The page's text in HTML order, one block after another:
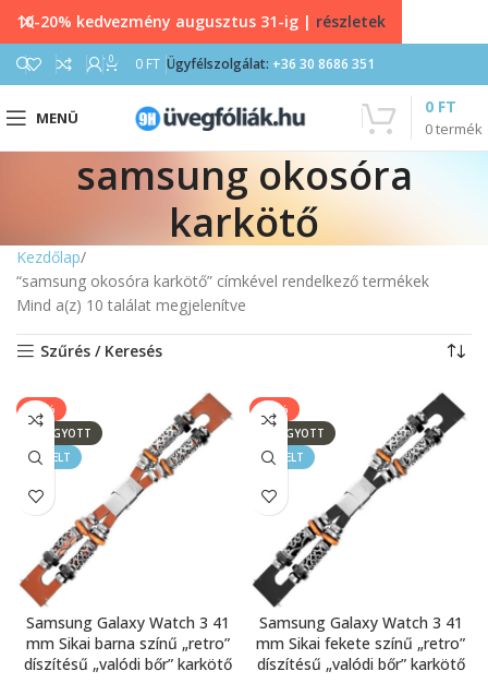
0 0 FT Ügyfélszolgálat: +36 30 8686 351
MENÜ
0termék
0 FT
samsung okosóra
karkötő
Kezdőlap
“samsung okosóra karkötő” címkével rendelkező termékek
Mind a(z) 10 találat megjelenítve
Szűrés / Keresés
-25%
ELFOGYOTT
KIEMELT
Samsung Galaxy Watch 3 41
mm Sikai barna színű „retro”
díszítésű „valódi bőr” karkötő
-25%
ELFOGYOTT
KIEMELT
Samsung Galaxy Watch 3 41
mm Sikai fekete színű „retro”
díszítésű „valódi bőr” karkötő
10-20% kedvezmény augusztus 31-ig | részletek